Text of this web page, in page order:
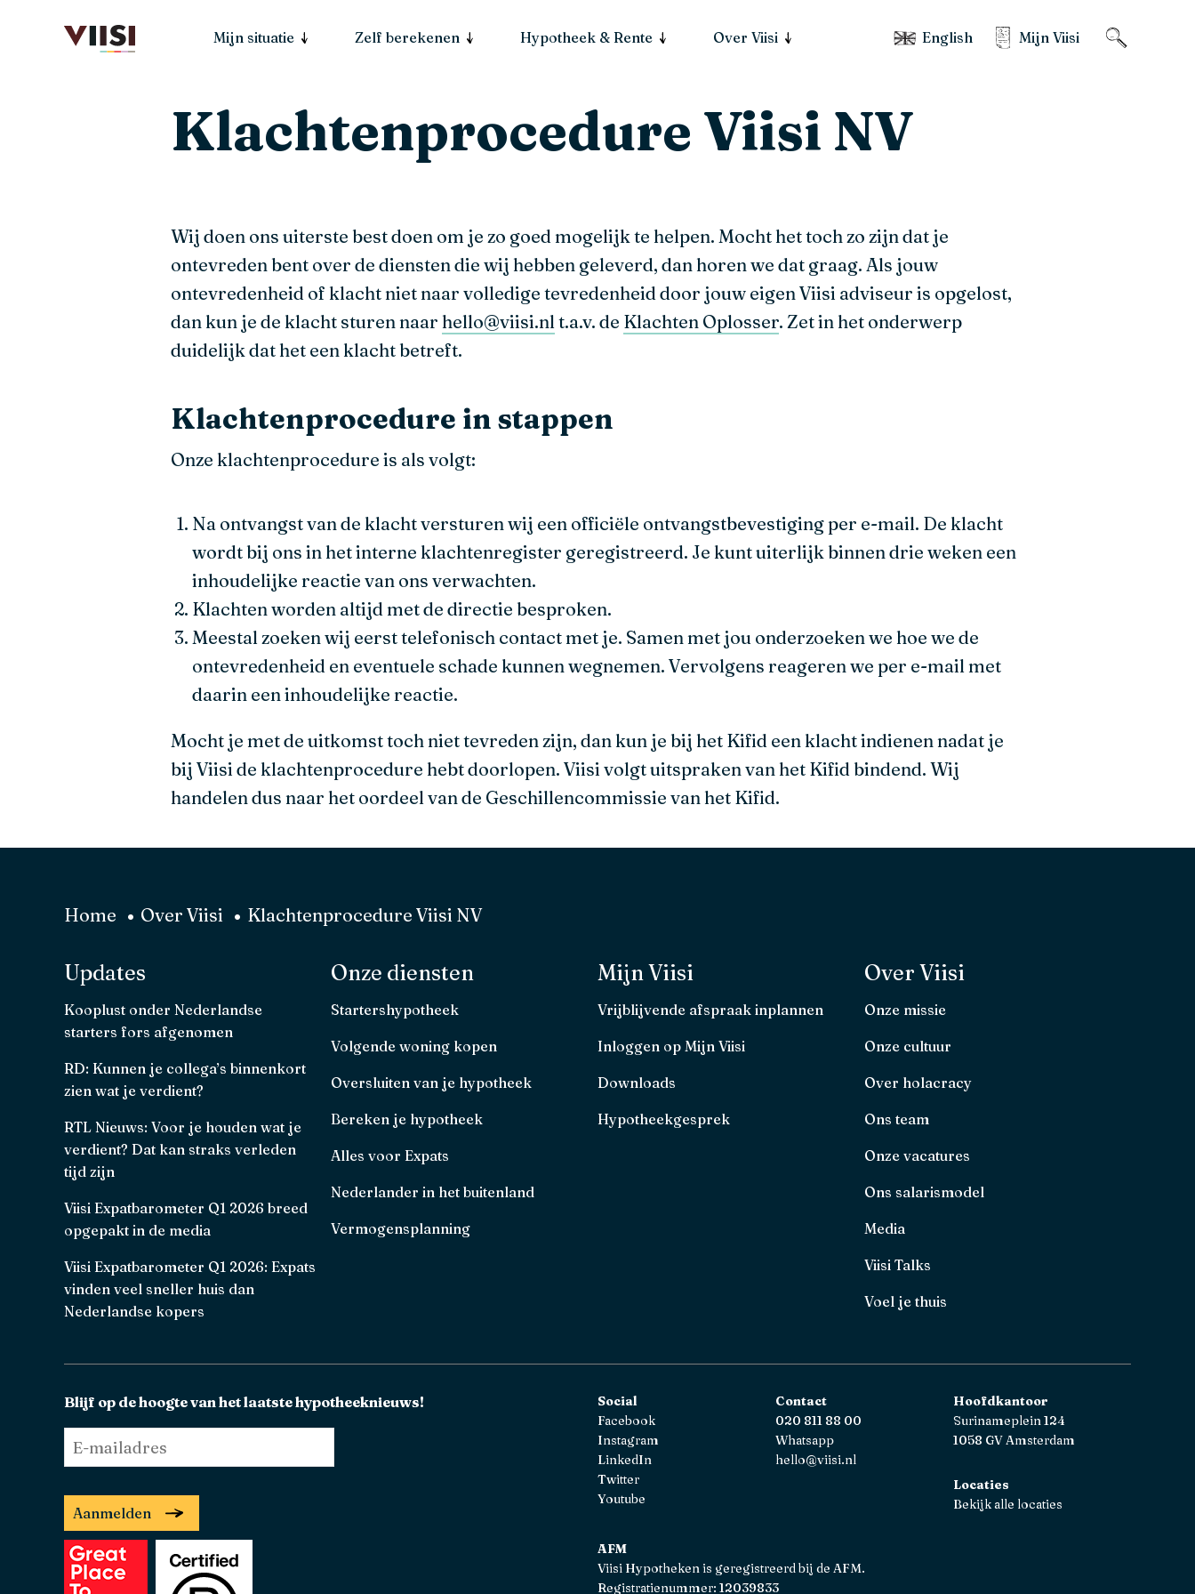
Mijn situatie Zelf berekenen Hypotheek & Rente Over Viisi English Mijn Viisi
Klachtenprocedure Viisi NV
Wij doen ons uiterste best doen om je zo goed mogelijk te helpen. Mocht het toch zo zijn dat je
ontevreden bent over de diensten die wij hebben geleverd, dan horen we dat graag. Als jouw
ontevredenheid of klacht niet naar volledige tevredenheid door jouw eigen Viisi adviseur is opgelost,
dan kun je de klacht sturen naar hello@viisi.nlt.a.v. de Klachten Oplosser. Zet in het onderwerp
duidelijk dat het een klacht betreft.
Klachtenprocedure in stappen
Onze klachtenprocedure is als volgt:
Na ontvangst van de klacht versturen wij een officiële ontvangstbevestiging per e-mail. De klacht
wordt bij ons in het interne klachtenregister geregistreerd. Je kunt uiterlijk binnen drie weken een
inhoudelijke reactie van ons verwachten.
Klachten worden altijd met de directie besproken.
Meestal zoeken wij eerst telefonisch contact met je. Samen met jou onderzoeken we hoe we de
ontevredenheid en eventuele schade kunnen wegnemen. Vervolgens reageren we per e-mail met
daarin een inhoudelijke reactie.
Mocht je met de uitkomst toch niet tevreden zijn, dan kun je bij het Kifid een klacht indienen nadat je
bij Viisi de klachtenprocedure hebt doorlopen. Viisi volgt uitspraken van het Kifid bindend. Wij
handelen dus naar het oordeel van de Geschillencommissie van het Kifid.
Home Over Viisi Klachtenprocedure Viisi NV
Updates
Kooplust onder Nederlandse
starters fors afgenomen
RD: Kunnen je collega’s binnenkort
zien wat je verdient?
RTL Nieuws: Voor je houden wat je
verdient? Dat kan straks verleden
tijd zijn
Viisi Expatbarometer Q1 2026 breed
opgepakt in de media
Viisi Expatbarometer Q1 2026: Expats
vinden veel sneller huis dan
Nederlandse kopers
Onze diensten
Startershypotheek
Volgende woning kopen
Oversluiten van je hypotheek
Bereken je hypotheek
Alles voor Expats
Nederlander in het buitenland
Vermogensplanning
Mijn Viisi
Vrijblijvende afspraak inplannen
Inloggen op Mijn Viisi
Downloads
Hypotheekgesprek
Over Viisi
Onze missie
Onze cultuur
Over holacracy
Ons team
Onze vacatures
Ons salarismodel
Media
Viisi Talks
Voel je thuis
Blijf op de hoogte van het laatste hypotheeknieuws!
E-
mailadres *
Aanmelden
Social
Facebook
Instagram
LinkedIn
Twitter
Youtube
Contact
020 811 88 00
Whatsapp
hello@viisi.nl
Hoofdkantoor
Surinameplein 124
1058 GV Amsterdam
Locaties
Bekijk alle locaties
AFM
Viisi Hypotheken is geregistreerd bij de AFM.
Registratienummer: 12039833